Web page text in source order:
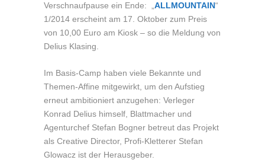
Verschnaufpause ein Ende: „ ALLMOUNTAIN“
1/2014 erscheint am 17. Oktober zum Preis
von 10,00 Euro am Kiosk – so die Meldung von
Delius Klasing.
Im Basis-Camp haben viele Bekannte und
Themen-Affine mitgewirkt, um den Aufstieg
erneut ambitioniert anzugehen: Verleger
Konrad Delius himself, Blattmacher und
Agenturchef Stefan Bogner betreut das Projekt
als Creative Director, Profi-Kletterer Stefan
Glowacz ist der Herausgeber.